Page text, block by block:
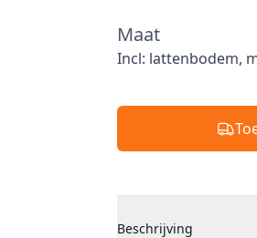
Maat
Maat
Incl: lattenbodem,
Beschrijving